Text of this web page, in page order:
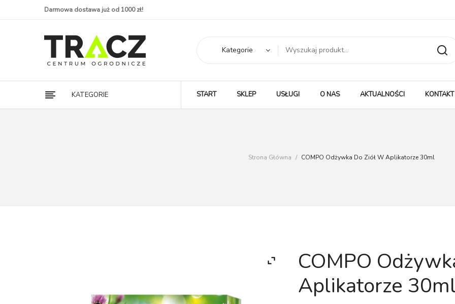
Darmowa dostawa już od 1000 zł!
Kategorie
KATEGORIE START SKLEP USŁUGI O NAS AKTUALNOŚCI KONTAKT
Strona Główna / COMPO Odżywka Do Ziół W Aplikatorze 30ml
COMPO
Aplikatorze